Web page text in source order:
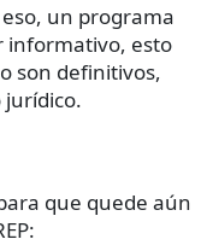
eso, un programa
informativo, esto
son definitivos,
que quede aún